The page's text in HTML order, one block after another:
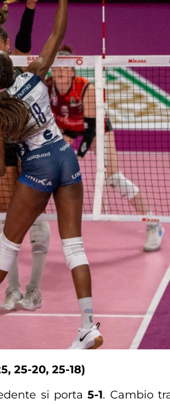
25-20, 25-18)
si porta5-1. Cambio